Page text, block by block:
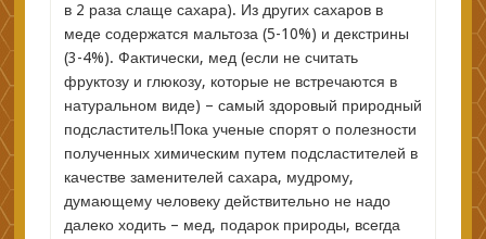
в 2 раза слаще сахара). Из других сахаров в
меде содержатся мальтоза (5-10%) и декстрины
(3-4%). Фактически, мед (если не считать
фруктозу и глюкозу, которые не встречаются в
натуральном виде) – самый здоровый природный
подсластитель!Пока ученые спорят о полезности
полученных химическим путем подсластителей в
качестве заменителей сахара, мудрому,
думающему человеку действительно не надо
далеко ходить – мед, подарок природы, всегда